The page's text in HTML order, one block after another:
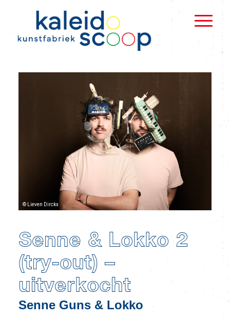
© Lieven Dirckx
Senne & Lokko 2
(try-out) –
uitverkocht
Senne Guns & Lokko